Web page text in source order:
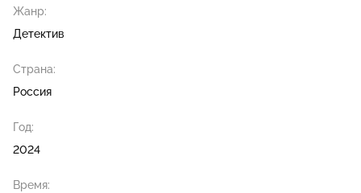
Жанр:
Детектив
Страна:
Россия
Год:
2024
Время: